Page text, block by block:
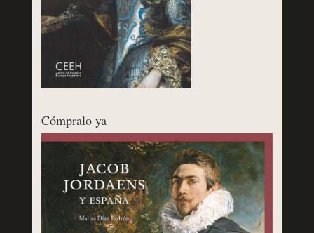
Cómpralo ya